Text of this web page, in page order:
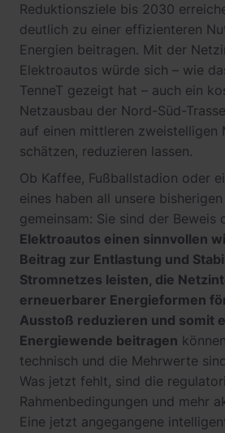
Reduktionsziele bis 2030
deutlich zu einer effizienteren
Energien beitragen. Mit der
Elektroautos würde sich – wie
TenneT gezeigt hat – auch ein
Netzausbau der Nord-Süd-
auf einen mittleren zweistelligen
schätzen, reduzieren lassen.
Ob Kaffee, Fußballstadion oder
eines haben all unsere
gemeinsam: Sie sind der Beweis
Elektroautos einen sinnvollen
Beitrag zur Entlastung und
Stromnetzes leisten, die
erneuerbarer Energieformen
Ausstoß reduzieren und somit
Energiewende beitragen
technisch und die Mehrwerte
Was jetzt fehlt, sind die
Rahmenbedingungen und mehr
Eine jetzt angegangene